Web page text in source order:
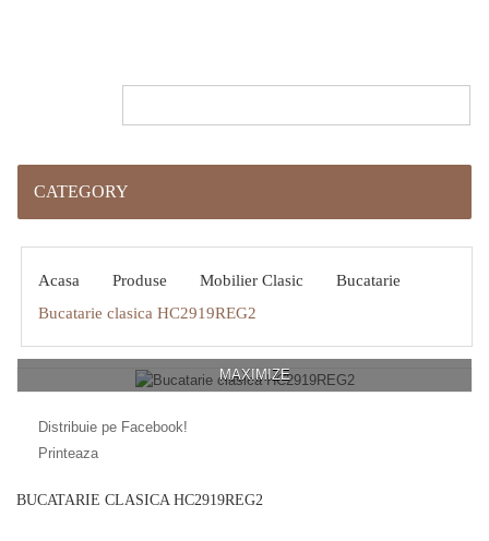
CATEGORY
Acasa Produse Mobilier Clasic
Bucatarie
Bucatarie clasica HC2919REG2
MAXIMIZE
Distribuie pe Facebook!
Printeaza
BUCATARIE CLASICA HC2919REG2